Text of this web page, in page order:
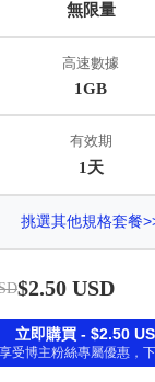
無限量
高速數據
1GB
有效期
1天
挑選其他規格套餐
$2.50 USD
立即購買 - $2.50
受博主粉絲專屬優惠，